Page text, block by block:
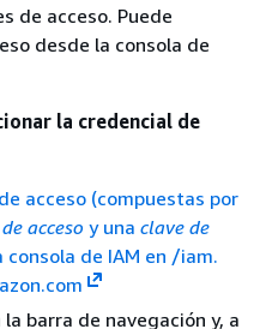
de acceso. Puede
desde la consola de
la credencial de
acceso (compuestas por
acceso y una clave de
consola de IAM en /iam.
la barra de navegación y, a